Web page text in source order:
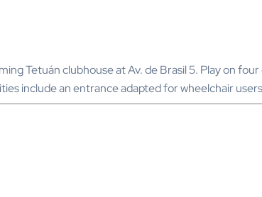
Tetuán clubhouse at Av. de Brasil 5. Play on
include an entrance adapted for wheelchair users